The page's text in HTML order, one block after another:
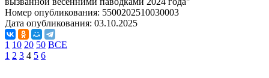
Номер опубликования: 5500202510030003
Дата опубликования: 03.10.2025
1 10 20 50 ВСЕ
1 2 3 4 5 6